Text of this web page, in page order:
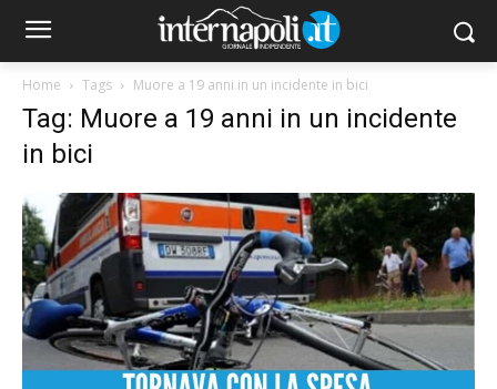
Home Tags Muore a 19 anni in un incidente in bici
Tag: Muore a 19 anni in un incidente
in bici